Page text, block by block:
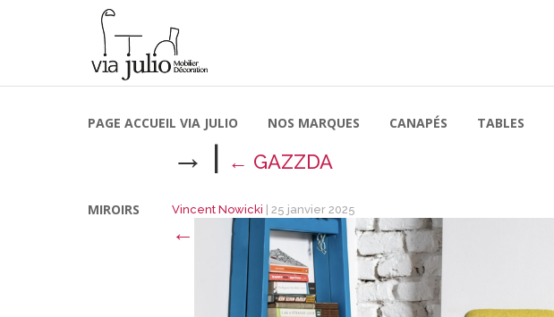
PAGE ACCUEIL VIA JULIO NOS MARQUES CANAPÉS TABLES
MIROIRS
→ | ← GAZZDA
Vincent Nowicki 25 janvier 2025
←